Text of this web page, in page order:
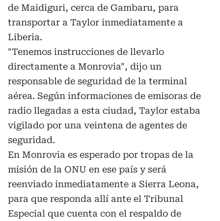
de Maidiguri, cerca de Gambaru, para
transportar a Taylor inmediatamente a
Liberia.
"Tenemos instrucciones de llevarlo
directamente a Monrovia", dijo un
responsable de seguridad de la terminal
aérea. Según informaciones de emisoras de
radio llegadas a esta ciudad, Taylor estaba
vigilado por una veintena de agentes de
seguridad.
En Monrovia es esperado por tropas de la
misión de la ONU en ese país y será
reenviado inmediatamente a Sierra Leona,
para que responda allí ante el Tribunal
Especial que cuenta con el respaldo de